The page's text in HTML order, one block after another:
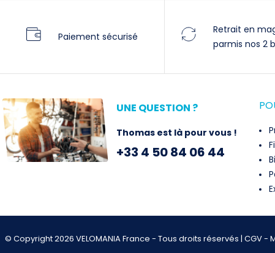
Paiement sécurisé
Retrait en
parmis nos 2
UNE QUESTION ?
Thomas est là pour vous !
+33 4 50 84 06 44
© Copyright 2026 VELOMANIA France - Tous droits réservés | CGV -